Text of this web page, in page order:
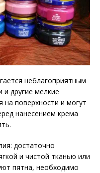
неблагоприятным
и другие мелкие
на поверхности и могут
нанесением крема
достаточно
и чистой тканью или
пятна, необходимо